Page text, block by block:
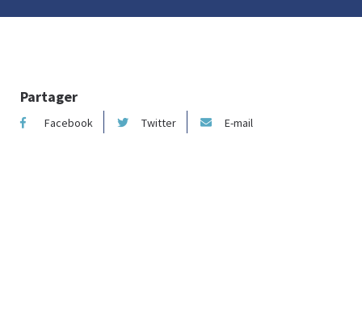
Partager
Facebook Twitter E-mail